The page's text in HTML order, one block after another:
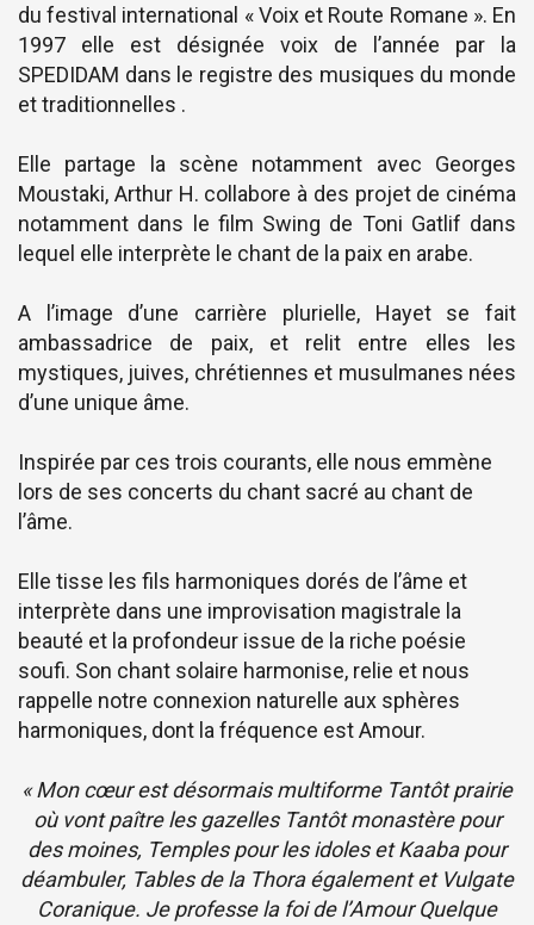
du festival international « Voix et Route Romane ». En
1997 elle est désignée voix de l’année par la
SPEDIDAM dans le registre des musiques du monde
et traditionnelles .
Elle partage la scène notamment avec Georges
Moustaki, Arthur H. collabore à des projet de cinéma
notamment dans le film Swing de Toni Gatlif dans
lequel elle interprète le chant de la paix en arabe.
A l’image d’une carrière plurielle, Hayet se fait
ambassadrice de paix, et relit entre elles les
mystiques, juives, chrétiennes et musulmanes nées
d’une unique âme.
Inspirée par ces trois courants, elle nous emmène
lors de ses concerts du chant sacré au chant de
l’âme.
Elle tisse les fils harmoniques dorés de l’âme et
interprète dans une improvisation magistrale la
beauté et la profondeur issue de la riche poésie
soufi. Son chant solaire harmonise, relie et nous
rappelle notre connexion naturelle aux sphères
harmoniques, dont la fréquence est Amour.
« Mon cœur est désormais multiforme Tantôt prairie
où vont paître les gazelles Tantôt monastère pour
des moines, Temples pour les idoles et Kaaba pour
déambuler, Tables de la Thora également et Vulgate
Coranique. Je professe la foi de l’Amour Quelque